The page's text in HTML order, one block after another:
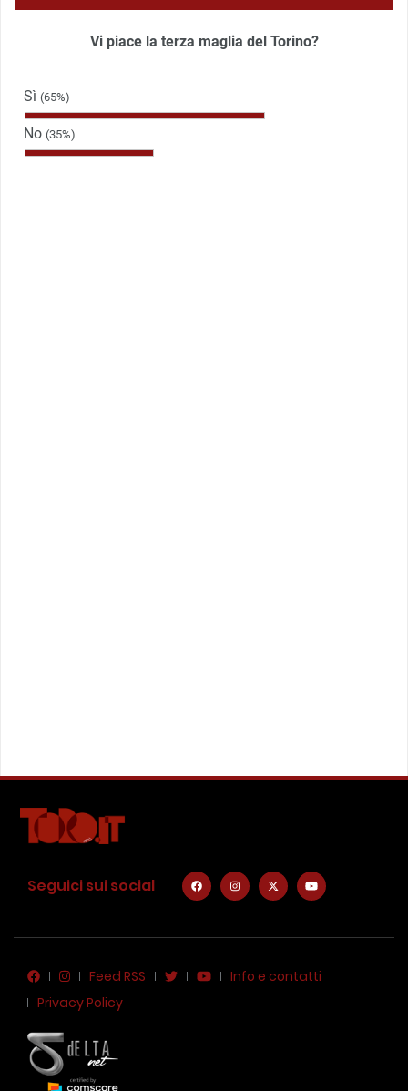
Vi piace la terza maglia del Torino?
Sì (65%)
No (35%)
Seguici sui social
Feed RSS
Info e contatti
Privacy Policy